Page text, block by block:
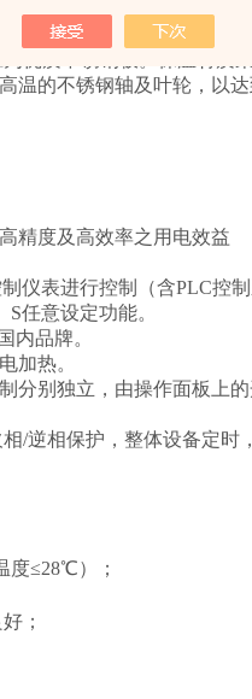
优质不锈钢板。保温材质
温的不锈钢轴及叶轮，以
精度及高效率之用电效益
仪表进行控制（含PLC控
S任意设定功能。
内品牌。
加热。
分别独立，由操作面板上的
/逆相保护，整体设备定时
度≤28℃）；
；